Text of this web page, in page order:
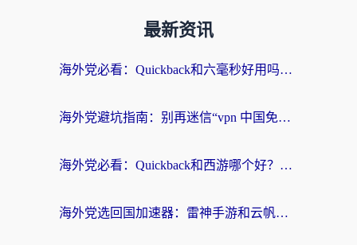
最新资讯
海外党必看：Quickback和六毫秒好用吗？3步选对回国加速器，无缝刷国内剧玩游戏
海外党避坑指南：别再迷信“vpn 中国免费”，选对回国加速器才能无缝刷国内资源
海外党必看：Quickback和西游哪个好？3个维度教你选对回国加速器
海外党选回国加速器：雷神手游和云帆哪个好？附3组对比+避坑指南